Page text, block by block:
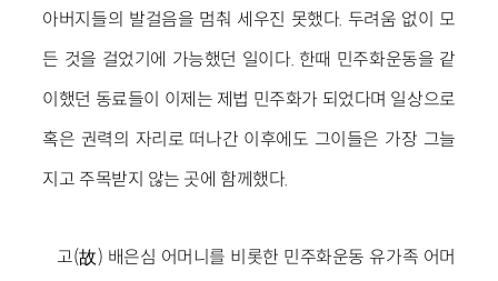
아버지들의 발걸음을 멈춰 세우진 못했다. 두려움 없이 모
든 것을 걸었기에 가능했던 일이다. 한때 민주화운동을 같
이했던 동료들이 이제는 제법 민주화가 되었다며 일상으로
혹은 권력의 자리로 떠나간 이후에도 그이들은 가장 그늘
지고 주목받지 않는 곳에 함께했다.
고(故) 배은심 어머니를 비롯한 민주화운동 유가족 어머